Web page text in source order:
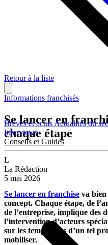
Brèves et actus Actualités du
Interviews
Conseils et Guides
Retour à la liste
Informations franchisés
Se lancer en
chaque étape
L
La Rédaction
5 mai 2026
Se lancer en franchise va bien
concept. Chaque étape, de
de l’entreprise, implique des
l’intervention d’acteurs
sur les temps forts d’un tel
mobiliser.